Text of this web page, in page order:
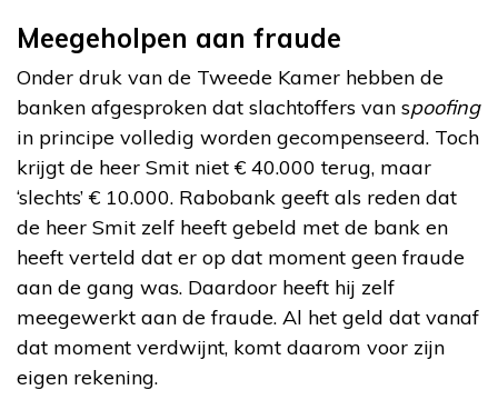
Meegeholpen aan fraude
Onder druk van de Tweede Kamer hebben de
banken afgesproken dat slachtoffers van spoofing
in principe volledig worden gecompenseerd. Toch
krijgt de heer Smit niet € 40.000 terug, maar
‘slechts’ € 10.000. Rabobank geeft als reden dat
de heer Smit zelf heeft gebeld met de bank en
heeft verteld dat er op dat moment geen fraude
aan de gang was. Daardoor heeft hij zelf
meegewerkt aan de fraude. Al het geld dat vanaf
dat moment verdwijnt, komt daarom voor zijn
eigen rekening.